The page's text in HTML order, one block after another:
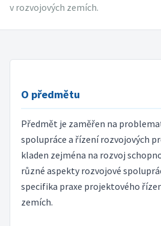
v rozvojových zemích.
O předmětu
Předmět je zaměřen na
spolupráce a řízení rozvojových
kladen zejména na rozvoj
různé aspekty rozvojové
specifika praxe projektového
zemích.